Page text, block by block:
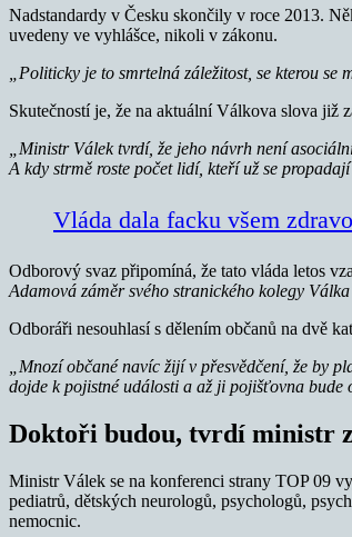
Nadstandardy v Česku skončily v roce 2013.
uvedeny ve vyhlášce, nikoli v zákonu.
„Politicky je to smrtelná záležitost, se kterou se
Skutečností je, že na aktuální Válkova slova již
„Ministr Válek tvrdí, že jeho návrh není
A kdy strmě roste počet lidí, kteří už se
Vláda dala facku všem
Odborový svaz připomíná, že tato vláda letos
Adamová záměr svého stranického kolegy
Odboráři nesouhlasí s dělením občanů na dvě
„Mnozí občané navíc žijí v přesvědčení, že by
dojde k pojistné události a až ji pojišťovna bude
Doktoři budou, tvrdí ministr
Ministr Válek se na konferenci strany TOP 09
pediatrů, dětských neurologů, psychologů,
nemocnic.